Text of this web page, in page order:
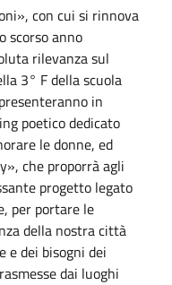
con cui si rinnova
scorso anno
rilevanza sul
3° F della scuola
in
poetico dedicato
le donne, ed
che proporrà agli
progetto legato
per portare le
della nostra città
e dei bisogni dei
dai luoghi